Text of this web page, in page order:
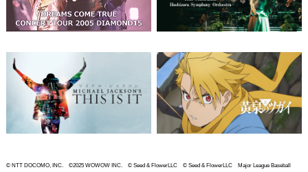
© NTT DOCOMO, INC. ©2025 WOWOW INC. © Seed & FlowerLLC © Seed & FlowerLLC Major League Baseball